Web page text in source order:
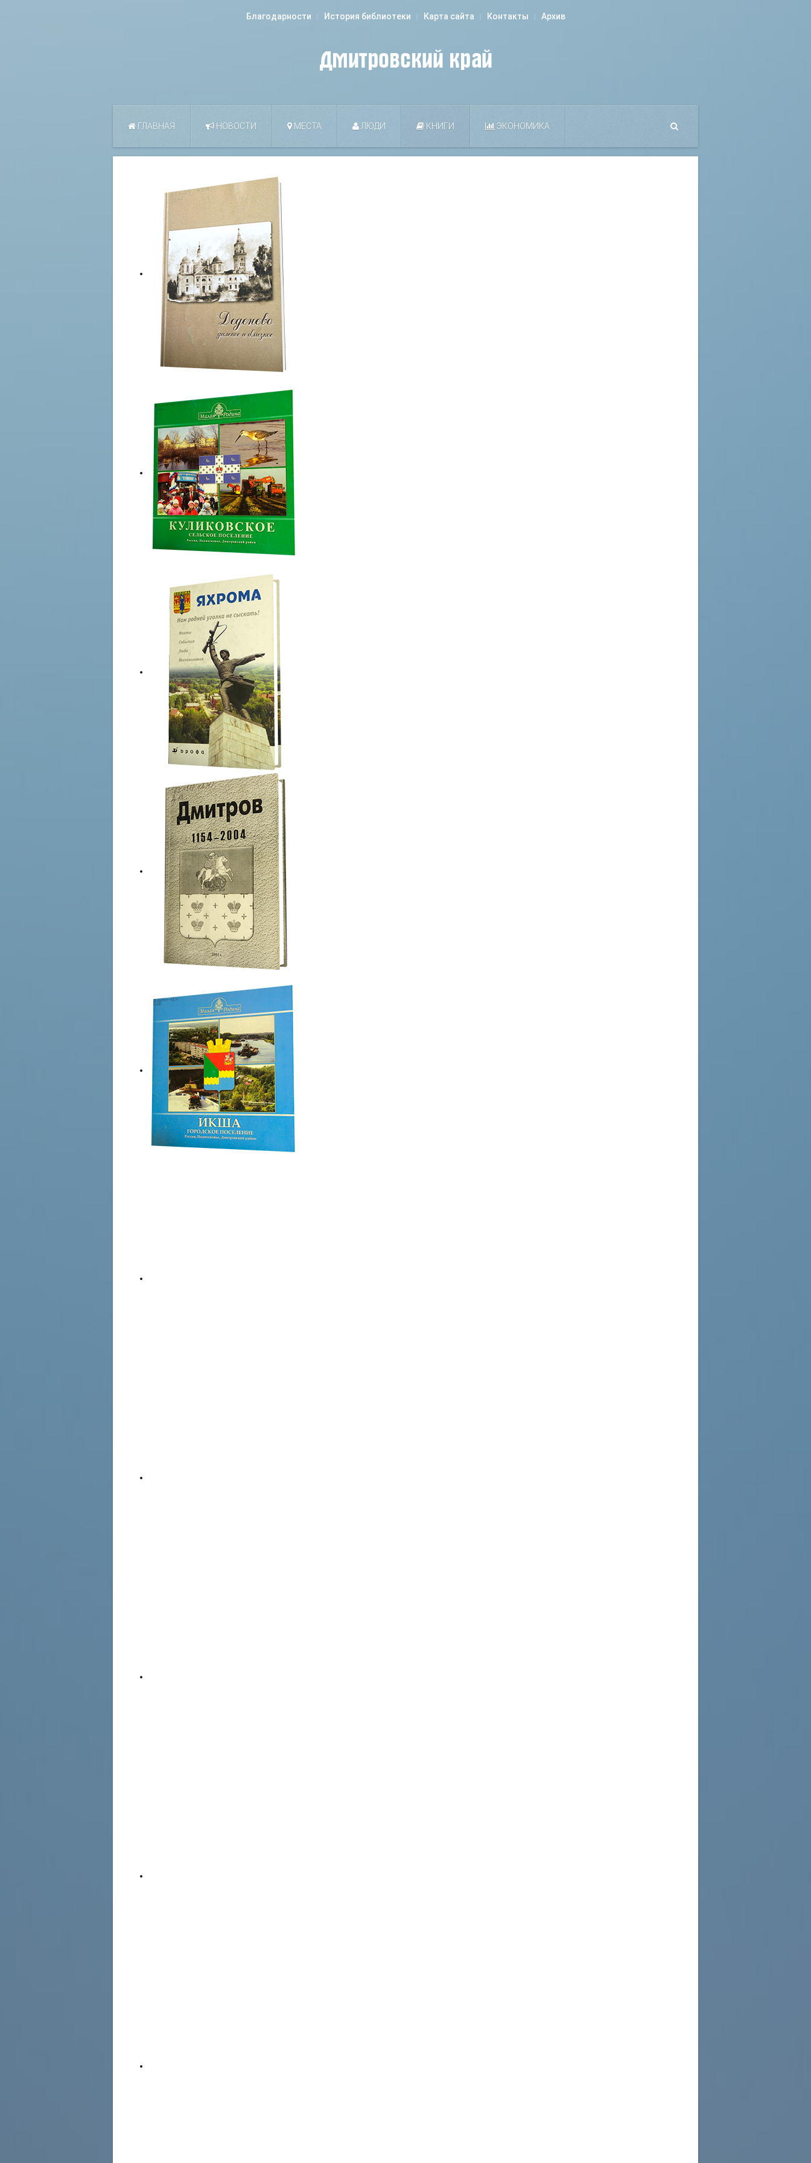
Благодарности История библиотеки Карта сайта Контакты Архив
ГЛАВНАЯ НОВОСТИ МЕСТА ЛЮДИ КНИГИ ЭКОНОМИКА